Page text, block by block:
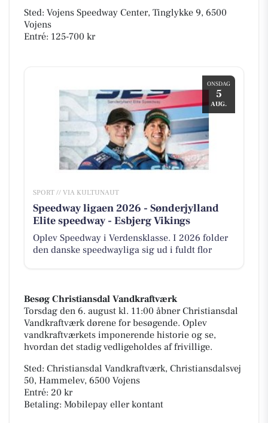
Sted: Vojens Speedway Center, Tinglykke 9, 6500
Vojens
Entré: 125-700 kr
ONSDAG
5
AUG.
SPORT // VIA KULTUNAUT
Speedway ligaen 2026 - Sønderjylland
Elite speedway - Esbjerg Vikings
Oplev Speedway i Verdensklasse. I 2026 folder
den danske speedwayliga sig ud i fuldt flor
Besøg Christiansdal Vandkraftværk
Torsdag den 6. august kl. 11:00 åbner Christiansdal
Vandkraftværk dørene for besøgende. Oplev
vandkraftværkets imponerende historie og se,
hvordan det stadig vedligeholdes af frivillige.
Sted: Christiansdal Vandkraftværk, Christiansdalsvej
50, Hammelev, 6500 Vojens
Entré: 20 kr
Betaling: Mobilepay eller kontant